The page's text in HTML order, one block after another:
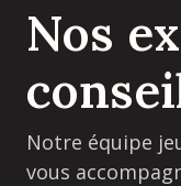
Nos
Notre équipe
vous